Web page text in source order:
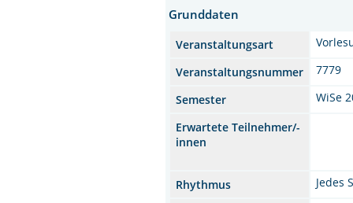
Grunddaten
Veranstaltungsart
Veranstaltungsnummer
7779
Semester
WiSe
Erwartete Teilnehmer/-
innen
Rhythmus
Jedes